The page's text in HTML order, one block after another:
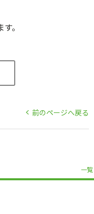
。
前のページへ戻る
一覧